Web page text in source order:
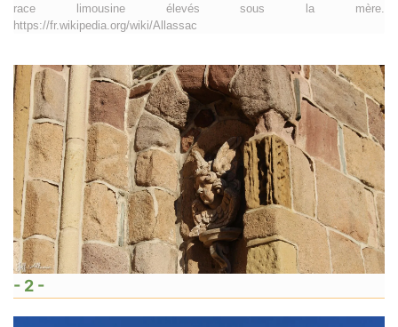
race limousine élevés sous la mère.
https://fr.wikipedia.org/wiki/Allassac
- 2 -